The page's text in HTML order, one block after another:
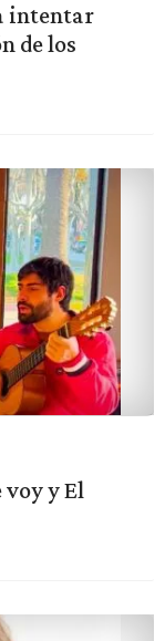
intentar
de los
voy y El